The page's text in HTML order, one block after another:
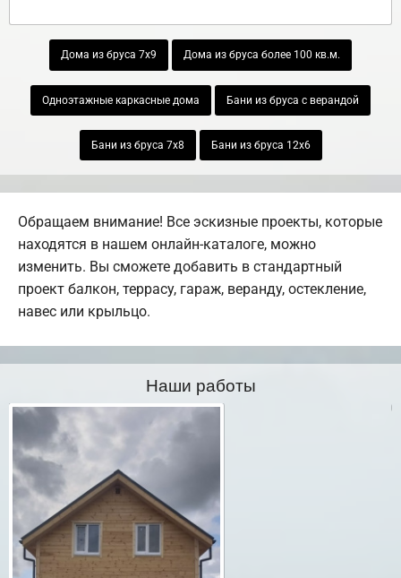
Дома из бруса 7х9 Дома из бруса более 100 кв.м.
Одноэтажные каркасные дома Бани из бруса с верандой
Бани из бруса 7х8 Бани из бруса 12х6
Обращаем внимание! Все эскизные проекты, которые
находятся в нашем онлайн-каталоге, можно
изменить. Вы сможете добавить в стандартный
проект балкон, террасу, гараж, веранду, остекление,
навес или крыльцо.
Наши работы